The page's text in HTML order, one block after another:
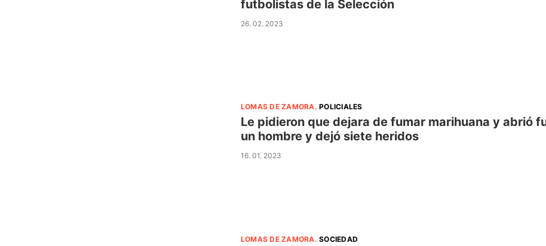
futbolistas de la Selección
26. 02. 2023
LOMAS DE ZAMORA.POLICIALES
Le pidieron que dejara de fumar marihuana y abrió
un hombre y dejó siete heridos
16. 01. 2023
LOMAS DE ZAMORA.SOCIEDAD